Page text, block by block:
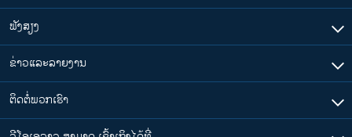
ຟັງສຽງ
ຂ່າວແລະລາຍງານ
ຕິດຕໍ່ພວກເຮົາ